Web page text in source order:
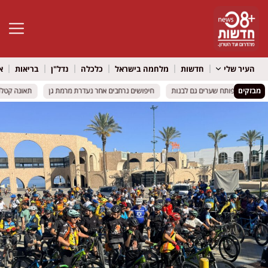
פתח
העיר שלי חדשות מלחמה בישראל כלכלה נדל"ן בריאות
מבזקיםפותח שערים גם לבנות
פותח שערים גם לבנות חיפושים נרחבים אחר נעדרת מרמת גן תאונה חיפושים נרחבים אחר נעדרת מרמת גן תאונה